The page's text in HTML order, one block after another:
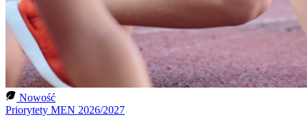
Nowość
Priorytety MEN 2026/2027